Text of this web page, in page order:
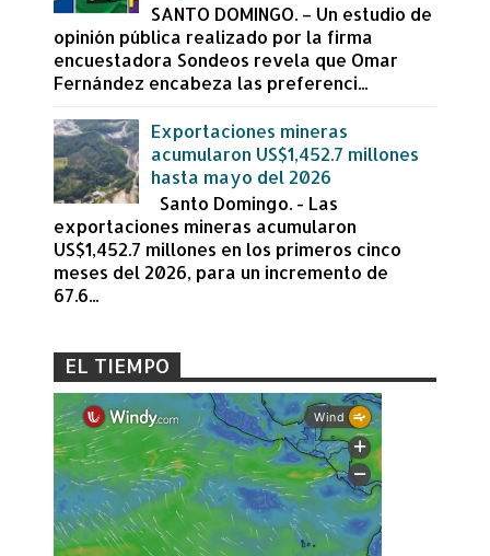
SANTO DOMINGO. – Un estudio de
opinión pública realizado por la firma
encuestadora Sondeos revela que Omar
Fernández encabeza las preferenci...
Exportaciones mineras
acumularon US$1,452.7 millones
hasta mayo del 2026
Santo Domingo. - Las
exportaciones mineras acumularon
US$1,452.7 millones en los primeros cinco
meses del 2026, para un incremento de
67.6...
EL TIEMPO